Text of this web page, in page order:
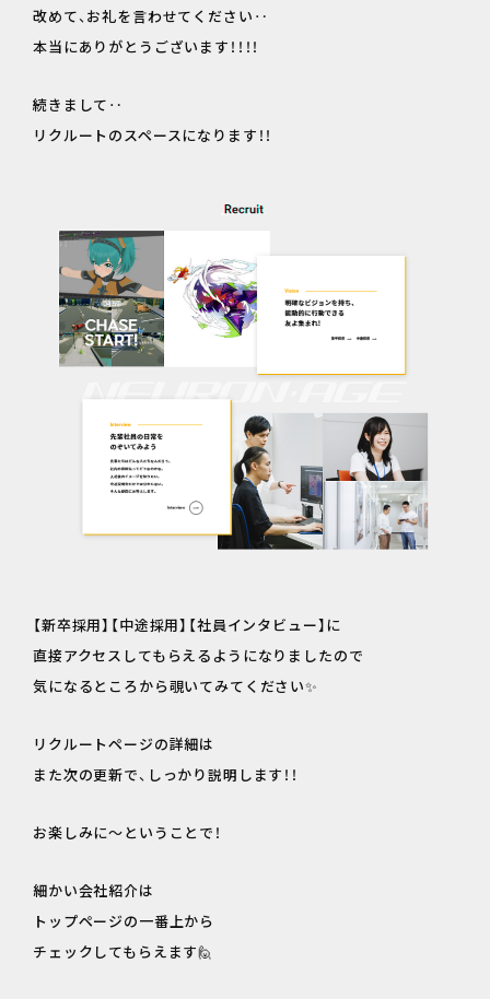
改めて、お礼を言わせてください‥
本当にありがとうございます！！！！
続きまして‥
リクルートのスペースになります！！
【新卒採用】【中途採用】【社員インタビュー】に
直接アクセスしてもらえるようになりましたので
気になるところから覗いてみてください✨
リクルートページの詳細は
また次の更新で、しっかり説明します！！
お楽しみに～ということで！
細かい会社紹介は
トップページの一番上から
チェックしてもらえます🙋